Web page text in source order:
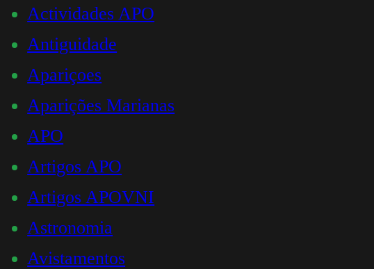
Actividades APO
Antiguidade
Apariçoes
Aparições Marianas
APO
Artigos APO
Artigos APOVNI
Astronomia
Avistamentos